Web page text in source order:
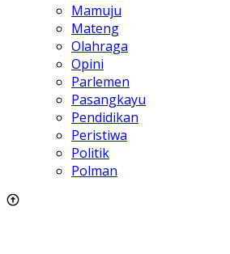
Mamuju
Mateng
Olahraga
Opini
Parlemen
Pasangkayu
Pendidikan
Peristiwa
Politik
Polman